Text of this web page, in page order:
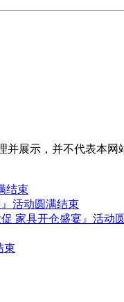
展示，并不代表本
结束
活动圆满结束
家具开仓盛宴』活动
束